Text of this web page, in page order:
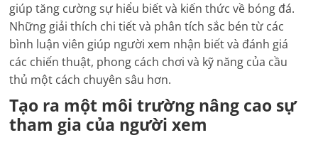
giúp tăng cường sự hiểu biết và kiến thức về bóng đá.
Những giải thích chi tiết và phân tích sắc bén từ các
bình luận viên giúp người xem nhận biết và đánh giá
các chiến thuật, phong cách chơi và kỹ năng của cầu
thủ một cách chuyên sâu hơn.
Tạo ra một môi trường nâng cao sự
tham gia của người xem